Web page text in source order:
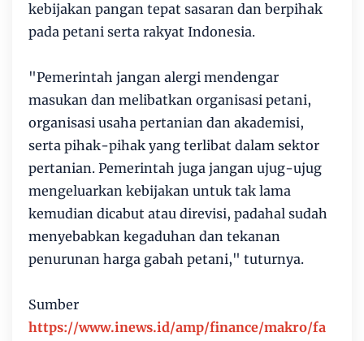
kebijakan pangan tepat sasaran dan berpihak
pada petani serta rakyat Indonesia.
"Pemerintah jangan alergi mendengar
masukan dan melibatkan organisasi petani,
organisasi usaha pertanian dan akademisi,
serta pihak-pihak yang terlibat dalam sektor
pertanian. Pemerintah juga jangan ujug-ujug
mengeluarkan kebijakan untuk tak lama
kemudian dicabut atau direvisi, padahal sudah
menyebabkan kegaduhan dan tekanan
penurunan harga gabah petani," tuturnya.
Sumber
https://www.inews.id/amp/finance/makro/fa